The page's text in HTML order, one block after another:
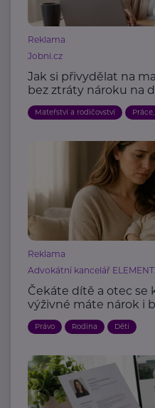
Reklama
Jobni.cz
Jak si přivydělat na
bez ztráty nároku na
Mateřství a rodičovství
Reklama
Advokátní kancelář
Čekáte dítě a otec se
výživné máte nárok i
Právo Rodina Děti